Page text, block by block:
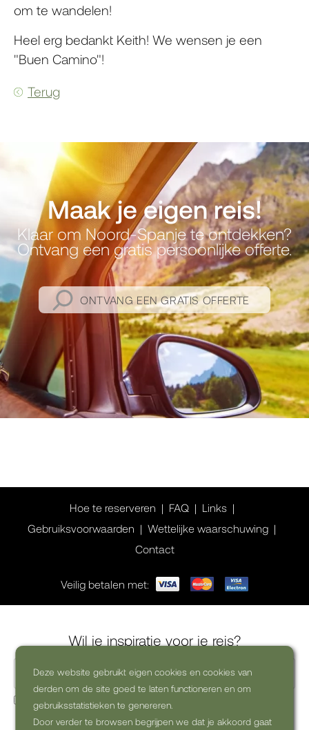
Deze website gebruikt eigen cookies en cookies van
derden om de site goed te laten functioneren en om
gebruiksstatistieken te genereren.
Door verder te browsen begrijpen we dat je akkoord gaat
om te wandelen!
Heel erg bedankt Keith! We wensen je een
"Buen Camino"!
Terug
Maak je eigen reis!
Klaar om Noord-Spanje te ontdekken?
Ontvang een gratis persoonlijke offerte.
ONTVANG EEN GRATIS OFFERTE
Hoe te reserveren FAQ
Links
Gebruiksvoorwaarden
Wettelijke waarschuwing
Contact
Veilig betalen met:
Wil je inspiratie voor je reis?
Ja, ik wil graag commerciële nieuwsbrieven ontvangen
(uitschrijven kan altijd)